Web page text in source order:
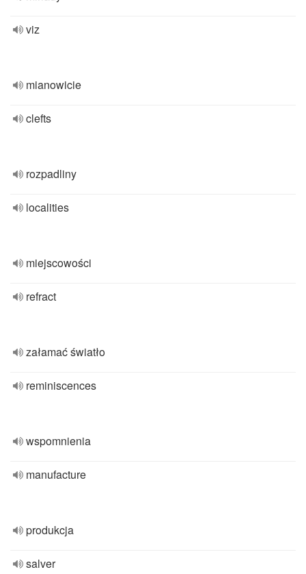
viz
mianowicie
clefts
rozpadliny
localities
miejscowości
refract
załamać światło
reminiscences
wspomnienia
manufacture
produkcja
salver